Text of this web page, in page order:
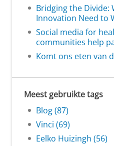
Bridging the Divide:
Innovation Need to
Social media for
communities help
Komt ons eten van
Meest gebruikte tags
Blog (87)
Vinci (69)
Eelko Huizingh (56)